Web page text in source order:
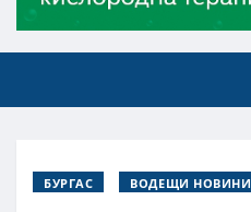
БУРГАС ВОДЕЩИ НОВИНИ